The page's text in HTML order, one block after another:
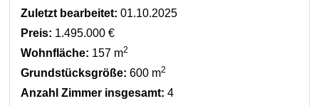
Zuletzt bearbeitet: 01.10.2025
Preis: 1.495.000 €
Wohnfläche: 157 m2
Grundstücksgröße: 600 m2
Anzahl Zimmer insgesamt: 4